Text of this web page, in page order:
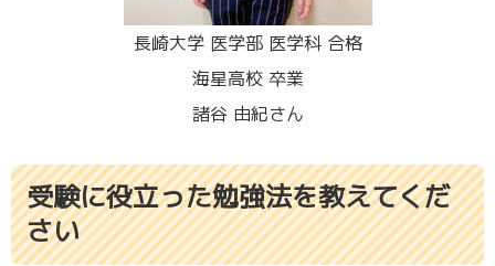
長崎大学 医学部 医学科 合格
海星高校 卒業
諸谷 由紀さん
受験に役立った勉強法を教えてくだ
さい